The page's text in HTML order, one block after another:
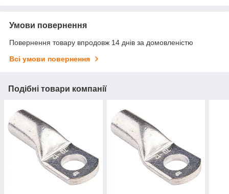
Умови повернення
Повернення товару впродовж 14 днів за домовленістю
Всі умови повернення
Подібні товари компанії